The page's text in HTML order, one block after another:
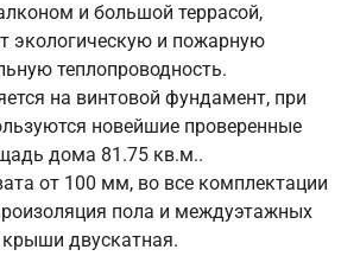
и большой террасой,
экологическую и пожарную
теплопроводность.
на винтовой фундамент, при
новейшие проверенные
дома 81.75 кв.м..
от 100 мм, во все комплектации
пола и междуэтажных
двускатная.